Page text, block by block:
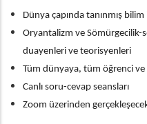
Dünya çapında tanınmış bilim
Oryantalizm ve Sömürgecilik-
duayenleri ve teorisyenleri
Tüm dünyaya, tüm öğrenci ve
Canlı soru-cevap seansları
Zoom üzerinden